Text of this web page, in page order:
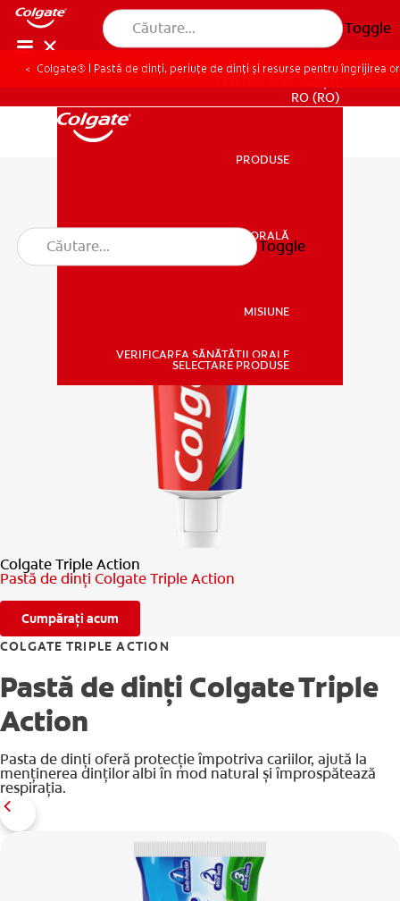
Toggle
SĂNĂTATE ORALĂ
VERIFICAREA SĂNĂTĂȚII ORALE
PENTRU SPECIALIȘTI
RO (RO)
PRODUSE
SĂNĂTATE ORALĂ
MISIUNE
VERIFICAREA SĂNĂTĂȚII ORALE
SELECTARE PRODUSE
Toggle
Colgate® | Pastă de dinți, periuțe de dinți și resurse pentru îngrijirea
Colgate Triple Action
Pastă de dinți Colgate Triple Action
Cumpărați acum
COLGATE TRIPLE ACTION
Pastă de dinți Colgate Triple
Action
Pasta de dinți oferă protecție împotriva cariilor, ajută la
menținerea dinților albi în mod natural și împrospătează
respirația.